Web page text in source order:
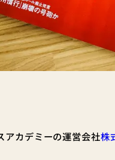
アカデミーの運営会社株